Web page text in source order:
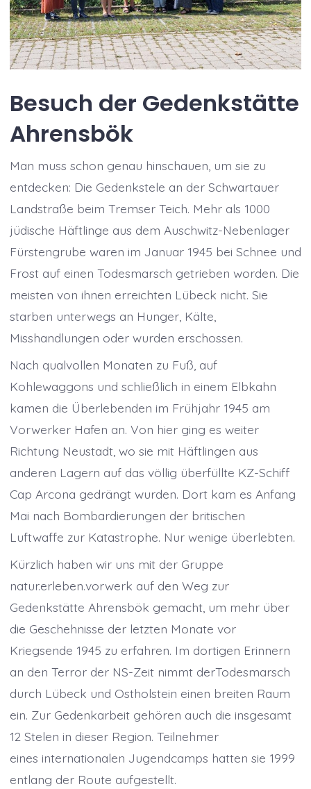
Besuch der Gedenkstätte
Ahrensbök
Man muss schon genau hinschauen, um sie zu
entdecken: Die Gedenkstele an der Schwartauer
Landstraße beim Tremser Teich. Mehr als 1000
jüdische Häftlinge aus dem Auschwitz-Nebenlager
Fürstengrube waren im Januar 1945 bei Schnee und
Frost auf einen Todesmarsch getrieben worden. Die
meisten von ihnen erreichten Lübeck nicht. Sie
starben unterwegs an Hunger, Kälte,
Misshandlungen oder wurden erschossen.
Nach qualvollen Monaten zu Fuß, auf
Kohlewaggons und schließlich in einem Elbkahn
kamen die Überlebenden im Frühjahr 1945 am
Vorwerker Hafen an. Von hier ging es weiter
Richtung Neustadt, wo sie mit Häftlingen aus
anderen Lagern auf das völlig überfüllte KZ-Schiff
Cap Arcona gedrängt wurden. Dort kam es Anfang
Mai nach Bombardierungen der britischen
Luftwaffe zur Katastrophe. Nur wenige überlebten.
Kürzlich haben wir uns mit der Gruppe
natur.erleben.vorwerk auf den Weg zur
Gedenkstätte Ahrensbök gemacht, um mehr über
die Geschehnisse der letzten Monate vor
Kriegsende 1945 zu erfahren. Im dortigen Erinnern
an den Terror der NS-Zeit nimmt derTodesmarsch
durch Lübeck und Ostholstein einen breiten Raum
ein. Zur Gedenkarbeit gehören auch die insgesamt
12 Stelen in dieser Region. Teilnehmer
eines internationalen Jugendcamps hatten sie 1999
entlang der Route aufgestellt.